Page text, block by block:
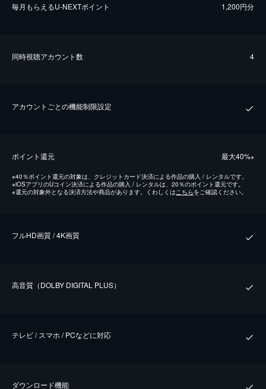
毎⽉もらえるU-NEXTポイント 1,200円分
同時視聴アカウント数 4
アカウントごとの機能制限設定
ポイント還元 最⼤40%※
※40％ポイント還元の対象は、クレジットカード決済による作品の購入 / レンタルです。
※iOSアプリのUコイン決済による作品の購入 / レンタルは、20％のポイント還元です。
※還元の対象外となる決済方法や商品があります。くわしくはこちらをご確認ください。
フルHD画質 / 4K画質
⾼⾳質（DOLBY DIGITAL PLUS）
テレビ / スマホ / PCなどに対応
ダウンロード機能